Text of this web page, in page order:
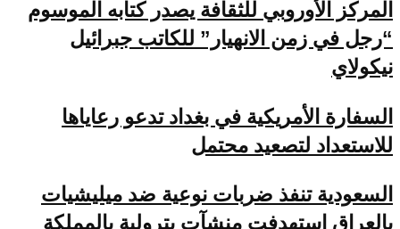
المركز الأوروبي للثقافة يصدر كتابه الموسوم
“رجل في زمن الانهيار” للكاتب جبرائيل
نيكولاي
السفارة الأمريكية في بغداد تدعو رعاياها
للاستعداد لتصعيد محتمل
السعودية تنفذ ضربات نوعية ضد ميليشيات
بالعراق استهدفت منشآت بترولية بالمملكة